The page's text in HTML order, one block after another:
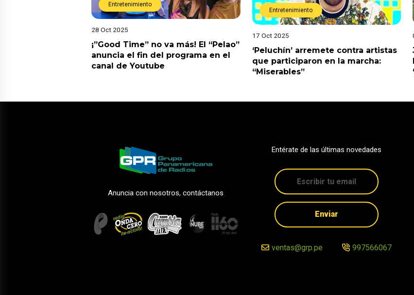
Entretenimiento
28 Oct 2025
¡”Good Time” no va más! El “Pelao”
anuncia el fin del programa en el
canal de Youtube
Entretenimiento
17 Oct 2025
‘Peluchín’ arremete contra artistas
que participaron en la marcha:
“Miserables”
Anuncia con nosotros, contáctanos
Entérate de las últimas novedades
Enviar
ventas@grp.pe 997566067